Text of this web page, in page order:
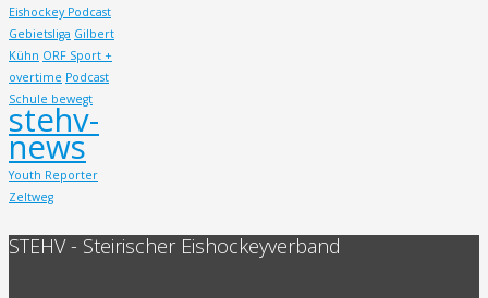
Eishockey Podcast
Gebietsliga Gilbert
Kühn ORF Sport +
overtime Podcast
Schule bewegt
stehv-
news
Youth Reporter
Zeltweg
STEHV - Steirischer Eishockeyverband